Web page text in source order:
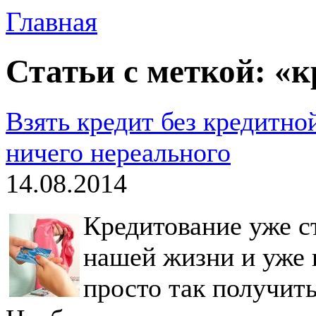
Главная
Статьи с меткой:
Взять кредит без
ничего нереального
14.08.2014
Кредитование уже
нашей жизни и уже
просто так